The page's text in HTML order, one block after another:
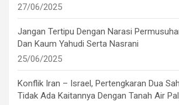
27/06/2025
Jangan Tertipu Dengan Narasi
Dan Kaum Yahudi Serta Nasrani
25/06/2025
Konflik Iran – Israel, Pertengkaran Dua
Tidak Ada Kaitannya Dengan Tanah Air